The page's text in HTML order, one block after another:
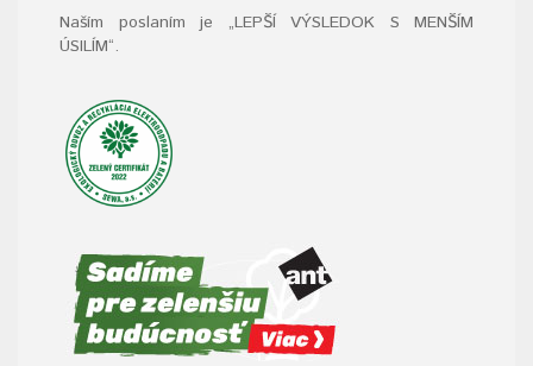
Naším poslaním je „LEPŠÍ VÝSLEDOK S MENŠÍM
ÚSILÍM“.